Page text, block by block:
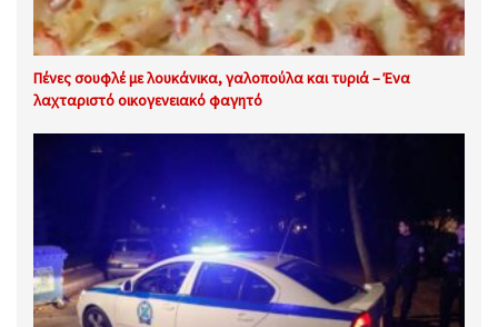
Πένες σουφλέ με λουκάνικα, γαλοπούλα και τυριά – Ένα
λαχταριστό οικογενειακό φαγητό